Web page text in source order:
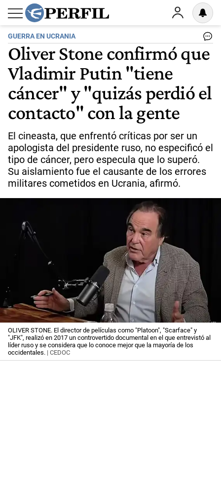
GUERRA EN UCRANIA
Oliver Stone confirmó que
Vladimir Putin "tiene
cáncer" y "quizás perdió el
contacto" con la gente
El cineasta, que enfrentó críticas por ser un
apologista del presidente ruso, no especificó el
tipo de cáncer, pero especula que lo superó.
Su aislamiento fue el causante de los errores
militares cometidos en Ucrania, afirmó.
OLIVER STONE. El director de películas como "Platoon", "Scarface" y
"JFK", realizó en 2017 un controvertido documental en el que entrevistó al
líder ruso y se considera que lo conoce mejor que la mayoría de los
occidentales. | CEDOC